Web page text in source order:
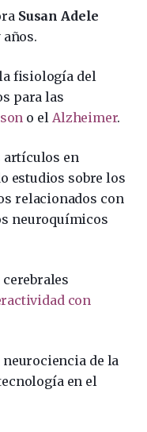
Susan Adele
años.
fisiología del
para las
o elAlzheimer.
artículos en
estudios sobre los
relacionados con
neuroquímicos
con
de la
en el